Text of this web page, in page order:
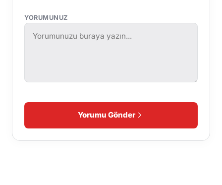
YORUMUNUZ
Yorumu Gönder